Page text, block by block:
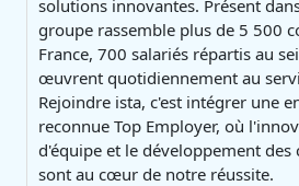
solutions innovantes. Présent
groupe rassemble plus de 5 500
France, 700 salariés répartis au
œuvrent quotidiennement au
Rejoindre ista, c'est intégrer une
reconnue Top Employer, où
d'équipe et le développement des
sont au cœur de notre réussite.